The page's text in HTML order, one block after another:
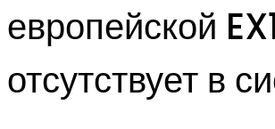
европейской
отсутствует в